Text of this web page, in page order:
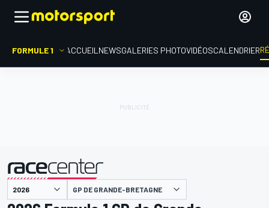
FORMULE 1 ACCUEIL NEWSGALERIES PHOTOVIDÉOSCALENDRIER
présenté par GP DE GRANDE-BRETAGNE